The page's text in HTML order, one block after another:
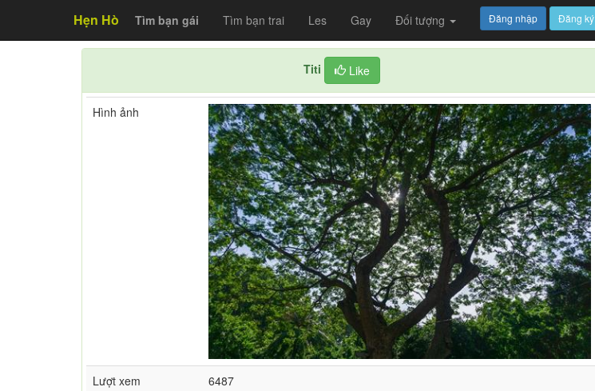
Hẹn Hò Tìm bạn gái Tìm bạn trai Les Gay Đối tượng Đăng nhập Đăng ký
Titi Like
Hình ảnh
Lượt xem 6487